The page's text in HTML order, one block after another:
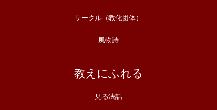
サークル（教化団体）
風物詩
教えにふれる
見る法話